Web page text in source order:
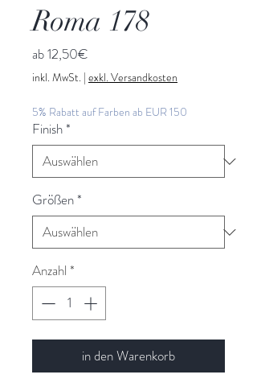
Roma 178
ab12,50€
Preis
inkl. MwSt. | exkl. Versandkosten
5% Rabatt auf Farben ab EUR 150
Finish*
Größen*
Anzahl *
in den Warenkorb